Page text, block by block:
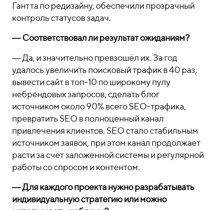
Гантта по редизайну, обеспечили прозрачный
контроль статусов задач.
― Соответствовал ли результат ожиданиям?
― Да, и значительно превзошёл их. За год
удалось увеличить поисковый трафик в 40 раз,
вывести сайт в топ-10 по широкому пулу
небрендовых запросов, сделать блог
источником около 90% всего SEO-трафика,
превратить SEO в полноценный канал
привлечения клиентов. SEO стало стабильным
источником заявок, при этом канал продолжает
расти за счёт заложенной системы и регулярной
работы со спросом и контентом.
― Для каждого проекта нужно разрабатывать
индивидуальную стратегию или можно